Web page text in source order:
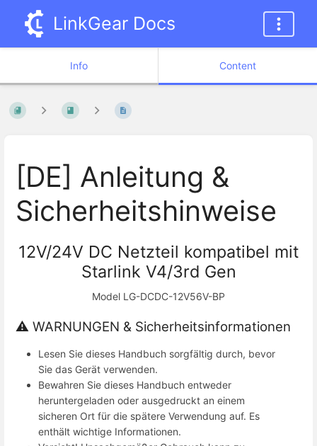
LinkGear Docs
Info Content
[DE] Anleitung &
Sicherheitshinweise
12V/24V DC Netzteil kompatibel mit
Starlink V4/3rd Gen
Model LG-DCDC-12V56V-BP
⚠ WARNUNGEN & Sicherheitsinformationen
Lesen Sie dieses Handbuch sorgfältig durch, bevor
Sie das Gerät verwenden.
Bewahren Sie dieses Handbuch entweder
heruntergeladen oder ausgedruckt an einem
sicheren Ort für die spätere Verwendung auf. Es
enthält wichtige Informationen.